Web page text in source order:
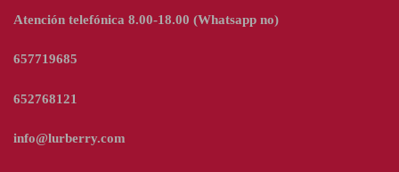
Atención telefónica 8.00-18.00 (Whatsapp no)
657719685
652768121
info@lurberry.com